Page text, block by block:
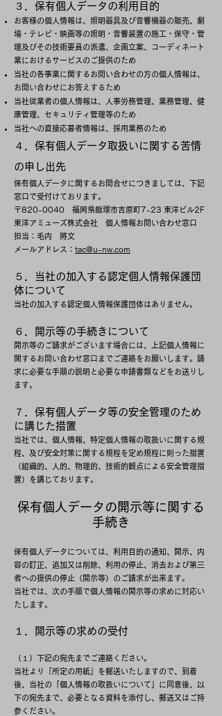
３．保有個人データの利用目的
お客様の個人情報は、照明器具及び音響機器の販売、劇
場・テレビ・映画等の照明・音響装置の施工・保守・管
理及びその技術要員の派遣、企画立案、コーディネート
業におけるサービスのご提供のため
当社の各事業に関するお問い合わせの方の個人情報は、
お問い合わせにお答えするため
当社従業者の個人情報は、人事労務管理、業務管理、健
康管理、セキュリティ管理等のため
当社への直接応募者情報は、採用業務のため
４．保有個人データ取扱いに関する苦情
の申し出先
保有個人データに関するお問合せにつきましては、下記
窓口で受付けております。
〒820-0040 福岡県飯塚市吉原町7-23 東洋ビル2F
東洋アミューズ株式会社 個人情報お問い合わせ窓口
担当：毛内 將文
メールアドレス： tac@u-nw.com
５．当社の加入する認定個人情報保護団
体について
当社の加入する認定個人情報保護団体はありません。
６．開示等の手続きについて
開示等のご請求がございます場合には、上記個人情報に
関するお問い合わせ窓口までご連絡をお願いします。請
求に必要な手順の説明と必要な申請書類などをお送りし
ます。
７．保有個人データ等の安全管理のため
に講じた措置
当社では、個人情報、特定個人情報の取扱いに関する規
程、及び安全対策に関する規程を定め規程に則った措置
（組織的、人的、物理的、技術的観点による安全管理措
置）を講じております。
保有個人データの開示等に関する
手続き
保有個人データについては、利用目的の通知、開示、内
容の訂正、追加又は削除、利用の停止、消去および第三
者への提供の停止（開示等）のご請求が出来ます。
当社では、次の手順で個人情報の開示等の求めに対応い
たします。
１．開示等の求めの受付
（１）下記の宛先までご連絡ください。
当社より「所定の用紙」を郵送いたしますので、到着
後、当社の「個人情報の取扱いについて」に同意後、以
下の宛先まで、必要となる資料を添付し、郵送又はご持
参ください。